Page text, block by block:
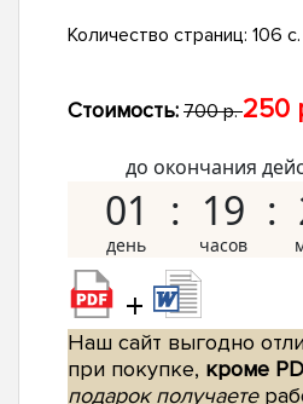
Количество страниц: 106
Стоимость: 700 р.250
до окончания
01 19
+
Наш сайт выгодно
при покупке, кроме
подарок получаете